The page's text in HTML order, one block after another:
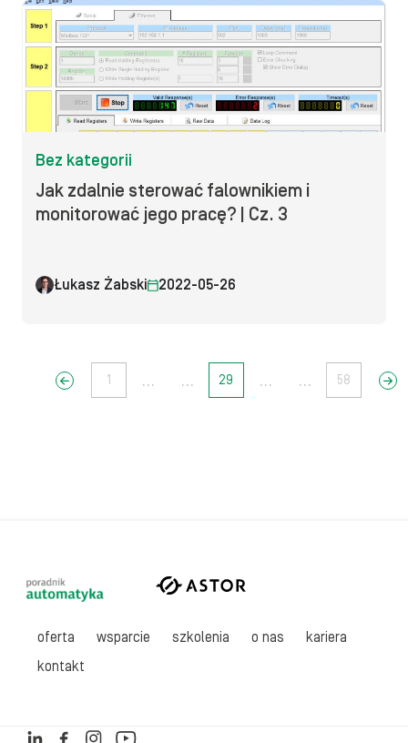
Bez kategorii
Jak zdalnie sterować falownikiem i
monitorować jego pracę? | Cz. 3
Łukasz Żabski 2022-05-26
1
<< ... ... 29 ... ... >>
58
oferta wsparcie szkolenia o nas
kariera
kontakt